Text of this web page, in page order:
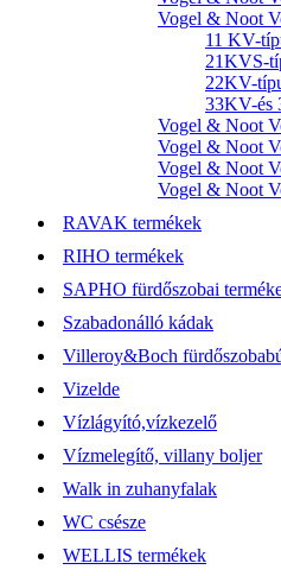
Vogel & Noot
11 KV-
21KVS-
22KV-
33KV-és
Vogel & Noot
Vogel & Noot
Vogel & Noot
Vogel & Noot
RAVAK termékek
RIHO termékek
SAPHO fürdőszobai
Szabadonálló kádak
Villeroy&Boch
Vizelde
Vízlágyító,vízkezelő
Vízmelegítő, villany boljer
Walk in zuhanyfalak
WC csésze
WELLIS termékek